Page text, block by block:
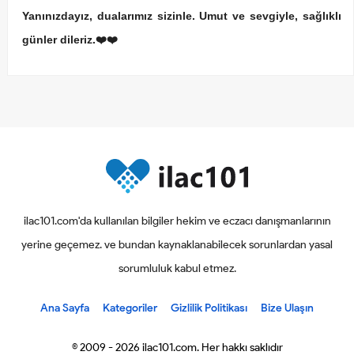
Yanınızdayız, dualarımız sizinle. Umut ve sevgiyle, sağlıklı
günler dileriz.❤️❤️
ilac101.com'da kullanılan bilgiler hekim ve eczacı danışmanlarının
yerine geçemez. ve bundan kaynaklanabilecek sorunlardan yasal
sorumluluk kabul etmez.
Ana Sayfa Kategoriler Gizlilik Politikası Bize Ulaşın
© 2009 - 2026 ilac101.com. Her hakkı saklıdır